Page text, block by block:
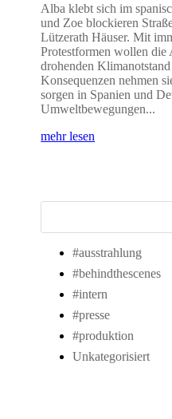
Alba klebt sich im
und Zoe blockieren
Lützerath Häuser. Mit
Protestformen wollen
drohenden
Konsequenzen nehmen
sorgen in Spanien und
Umweltbewegungen...
mehr lesen
#ausstrahlung
#behindthescenes
#intern
#presse
#produktion
Unkategorisiert